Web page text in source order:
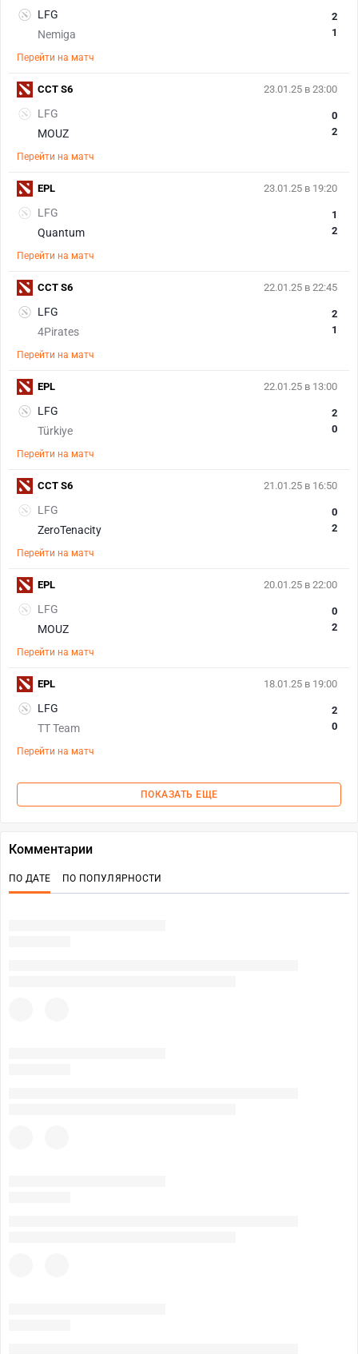
LFG
Nemiga
2
1
Перейти на матч
23.01.25 в 23:00
LFG
MOUZ
0
2
Перейти на матч
CCT S6
23.01.25 в 19:20
LFG
Quantum
1
2
Перейти на матч
EPL
22.01.25 в 22:45
LFG
4Pirates
2
1
Перейти на матч
CCT S6
22.01.25 в 13:00
LFG
Türkiye
2
0
Перейти на матч
EPL
21.01.25 в 16:50
LFG
ZeroTenacity
0
2
Перейти на матч
CCT S6
20.01.25 в 22:00
LFG
MOUZ
0
2
Перейти на матч
EPL
18.01.25 в 19:00
LFG
TT Team
2
0
Перейти на матч
EPL
ПОКАЗАТЬ ЕЩЕ
Комментарии
ПО ДАТЕ ПО ПОПУЛЯРНОСТИ